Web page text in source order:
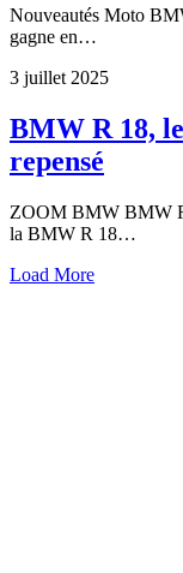
Nouveautés Moto
gagne en…
3 juillet 2025
BMW R 18,
repensé
ZOOM BMW BMW R
la BMW R 18…
Load More